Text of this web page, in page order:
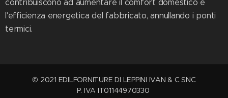
contribuiscono ad aumentare il comfort domestico e
l'efficienza energetica del fabbricato, annullando i ponti
termici.
© 2021 EDILFORNITURE DI LEPPINI IVAN & C SNC
P. IVA IT01144970330